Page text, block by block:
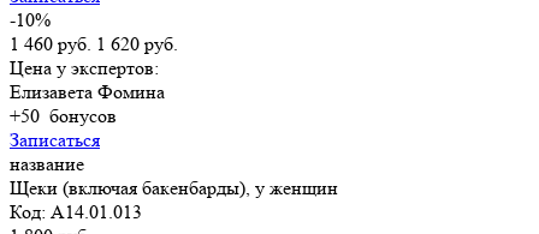
-10%
1 460 руб. 1 620 руб.
Цена у экспертов:
Елизавета Фомина
+50 бонусов
Записаться
название
Щеки (включая бакенбарды), у женщин
Код: A14.01.013